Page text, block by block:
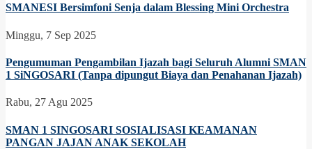
SMANESI Bersimfoni Senja dalam Blessing Mini Orchestra
Minggu, 7 Sep 2025
Pengumuman Pengambilan Ijazah bagi Seluruh Alumni SMAN
1 SiNGOSARI (Tanpa dipungut Biaya dan Penahanan Ijazah)
Rabu, 27 Agu 2025
SMAN 1 SINGOSARI SOSIALISASI KEAMANAN
PANGAN JAJAN ANAK SEKOLAH